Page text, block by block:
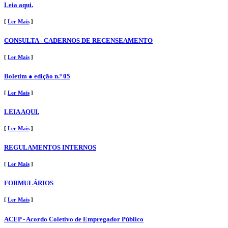
Leia aqui.
[ Ler Mais ]
CONSULTA - CADERNOS DE RECENSEAMENTO
[ Ler Mais ]
Boletim ● edição n.º 05
[ Ler Mais ]
LEIA AQUI.
[ Ler Mais ]
REGULAMENTOS INTERNOS
[ Ler Mais ]
FORMULÁRIOS
[ Ler Mais ]
ACEP - Acordo Coletivo de Empregador Público